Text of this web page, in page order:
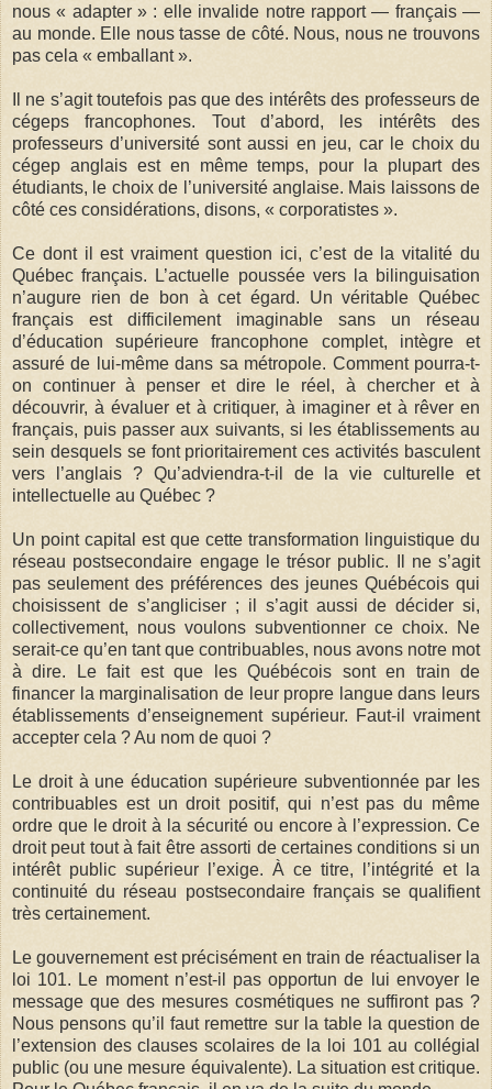
nous « adapter » : elle invalide notre rapport — français —
au monde. Elle nous tasse de côté. Nous, nous ne trouvons
pas cela « emballant ».
Il ne s’agit toutefois pas que des intérêts des professeurs de
cégeps francophones. Tout d’abord, les intérêts des
professeurs d’université sont aussi en jeu, car le choix du
cégep anglais est en même temps, pour la plupart des
étudiants, le choix de l’université anglaise. Mais laissons de
côté ces considérations, disons, « corporatistes ».
Ce dont il est vraiment question ici, c’est de la vitalité du
Québec français. L’actuelle poussée vers la bilinguisation
n’augure rien de bon à cet égard. Un véritable Québec
français est difficilement imaginable sans un réseau
d’éducation supérieure francophone complet, intègre et
assuré de lui-même dans sa métropole. Comment pourra-t-
on continuer à penser et dire le réel, à chercher et à
découvrir, à évaluer et à critiquer, à imaginer et à rêver en
français, puis passer aux suivants, si les établissements au
sein desquels se font prioritairement ces activités basculent
vers l’anglais ? Qu’adviendra-t-il de la vie culturelle et
intellectuelle au Québec ?
Un point capital est que cette transformation linguistique du
réseau postsecondaire engage le trésor public. Il ne s’agit
pas seulement des préférences des jeunes Québécois qui
choisissent de s’angliciser ; il s’agit aussi de décider si,
collectivement, nous voulons subventionner ce choix. Ne
serait-ce qu’en tant que contribuables, nous avons notre mot
à dire. Le fait est que les Québécois sont en train de
financer la marginalisation de leur propre langue dans leurs
établissements d’enseignement supérieur. Faut-il vraiment
accepter cela ? Au nom de quoi ?
Le droit à une éducation supérieure subventionnée par les
contribuables est un droit positif, qui n’est pas du même
ordre que le droit à la sécurité ou encore à l’expression. Ce
droit peut tout à fait être assorti de certaines conditions si un
intérêt public supérieur l’exige. À ce titre, l’intégrité et la
continuité du réseau postsecondaire français se qualifient
très certainement.
Le gouvernement est précisément en train de réactualiser la
loi 101. Le moment n’est-il pas opportun de lui envoyer le
message que des mesures cosmétiques ne suffiront pas ?
Nous pensons qu’il faut remettre sur la table la question de
l’extension des clauses scolaires de la loi 101 au collégial
public (ou une mesure équivalente). La situation est critique.